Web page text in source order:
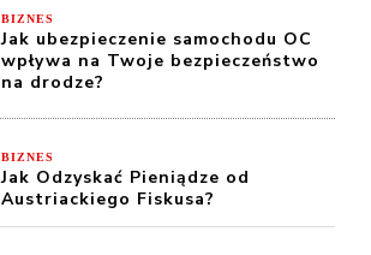
BIZNES
Jak ubezpieczenie samochodu OC
wpływa na Twoje bezpieczeństwo
na drodze?
BIZNES
Jak Odzyskać Pieniądze od
Austriackiego Fiskusa?